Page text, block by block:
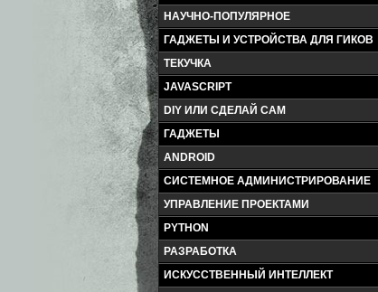
НАУЧНО-ПОПУЛЯРНОЕ
ГАДЖЕТЫ И УСТРОЙСТВА ДЛЯ ГИКОВ
ТЕКУЧКА
JAVASCRIPT
DIY ИЛИ СДЕЛАЙ САМ
ГАДЖЕТЫ
ANDROID
СИСТЕМНОЕ АДМИНИСТРИРОВАНИЕ
УПРАВЛЕНИЕ ПРОЕКТАМИ
PYTHON
РАЗРАБОТКА
ИСКУССТВЕННЫЙ ИНТЕЛЛЕКТ